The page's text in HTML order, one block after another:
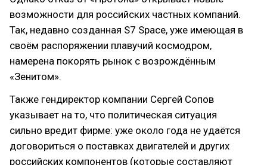
возможности для российских частных компаний.
Так, недавно созданная S7 Space, уже имеющая в
своём распоряжении плавучий космодром,
намерена покорять рынок с возрождённым
«Зенитом».
Также гендиректор компании Сергей Сопов
указывает на то, что политическая ситуация
сильно вредит фирме: уже около года не удаётся
договориться о поставках двигателей и других
российских компонентов (которые составляют